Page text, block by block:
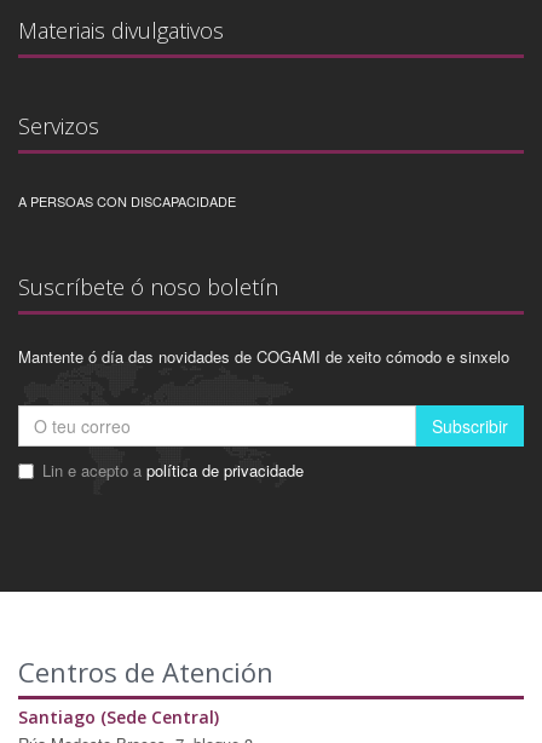
Materiais divulgativos
Servizos
A PERSOAS CON DISCAPACIDADE
Suscríbete ó noso boletín
Mantente ó día das novidades de COGAMI de xeito cómodo e sinxelo
Subscribir
Lin e acepto a política de privacidade
Centros de Atención
Santiago (Sede Central)